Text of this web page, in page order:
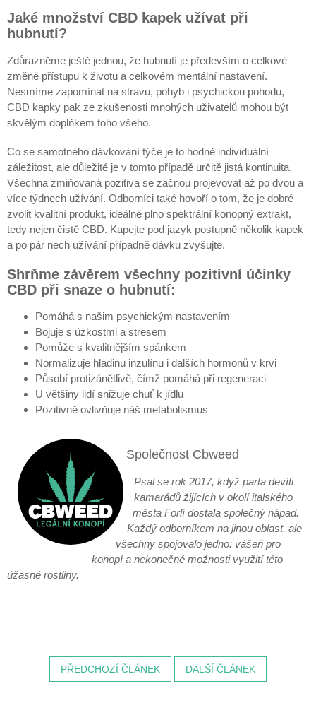
Jaké množství CBD kapek užívat při
hubnutí?
Zdůrazněme ještě jednou, že hubnutí je především o celkové
změně přístupu k životu a celkovém mentální nastavení.
Nesmíme zapomínat na stravu, pohyb i psychickou pohodu,
CBD kapky pak ze zkušenosti mnohých uživatelů mohou být
skvělým doplňkem toho všeho.
Co se samotného dávkování týče je to hodně individuální
záležitost, ale důležité je v tomto případě určitě jistá kontinuita.
Všechna zmiňovaná pozitiva se začnou projevovat až po dvou a
více týdnech užívání. Odborníci také hovoří o tom, že je dobré
zvolit kvalitní produkt, ideálně plno spektrální konopný extrakt,
tedy nejen čistě CBD. Kapejte pod jazyk postupně několik kapek
a po pár nech užívání případně dávku zvyšujte.
Shrňme závěrem všechny pozitivní účinky
CBD při snaze o hubnutí:
Pomáhá s našim psychickým nastavením
Bojuje s úzkostmi a stresem
Pomůže s kvalitnějším spánkem
Normalizuje hladinu inzulínu i dalších hormonů v krvi
Působí protizánětlivě, čímž pomáhá při regeneraci
U většiny lidí snižuje chuť k jídlu
Pozitivně ovlivňuje náš metabolismus
Společnost Cbweed
Psal se rok 2017, když parta devíti
kamarádů žijících v okolí italského
města Forlì dostala společný nápad.
Každý odborníkem na jinou oblast, ale
všechny spojovalo jedno: vášeň pro
konopí a nekonečné možnosti využití této
úžasné rostliny.
PŘEDCHOZÍ ČLÁNEK DALŠÍ ČLÁNEK